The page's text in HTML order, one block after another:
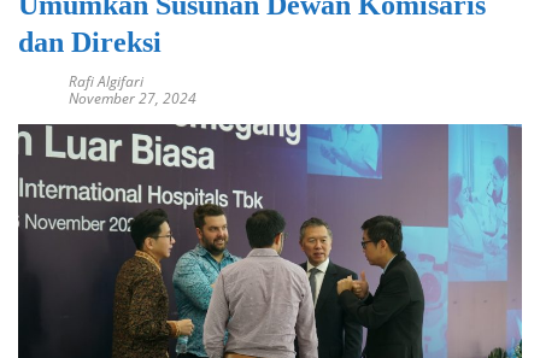
dan Direksi
Rafi Algifari
November 27, 2024